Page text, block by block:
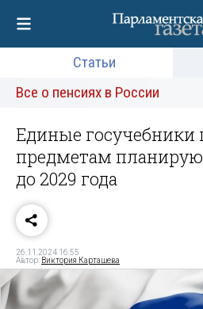
Статьи
Все о пенсиях в России
Единые госучебники
предметам
до 2029 года
26.11.2024 16:55
Автор: Виктория Карташева